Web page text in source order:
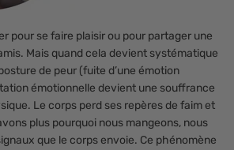
pour se faire plaisir ou pour partager une
Mais quand cela devient systématique
de peur (fuite d’une émotion
émotionnelle devient une souffrance
Le corps perd ses repères de faim et
plus pourquoi nous mangeons, nous
que le corps envoie. Ce phénomène